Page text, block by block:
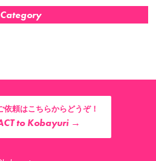
Category
依頼はこちらからどうぞ！
to Kobayuri →